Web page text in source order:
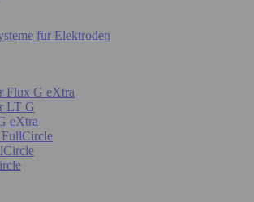
für Elektroden
Flux G eXtra
LT G
eXtra